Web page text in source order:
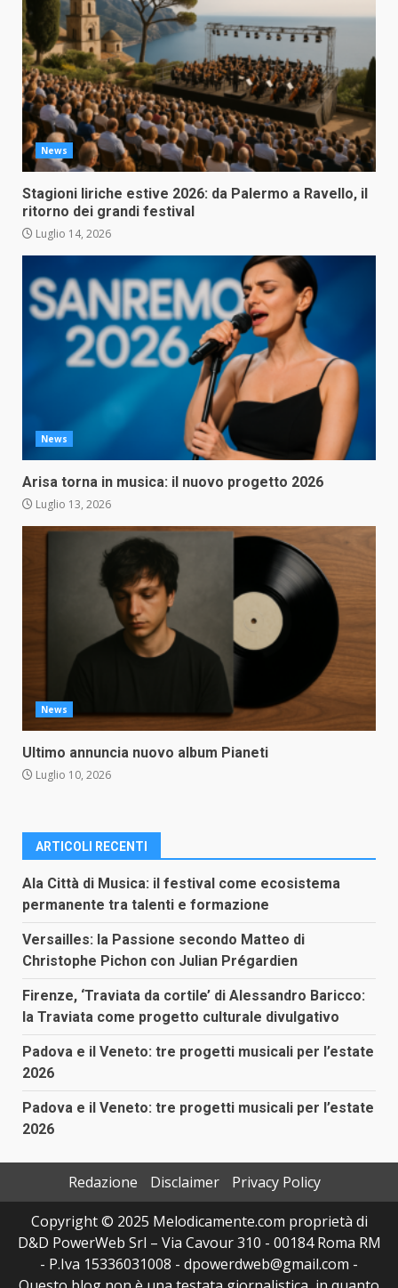
News
Stagioni liriche estive 2026: da Palermo a Ravello, il
ritorno dei grandi festival
Luglio 14, 2026
News
Arisa torna in musica: il nuovo progetto 2026
Luglio 13, 2026
News
Ultimo annuncia nuovo album Pianeti
Luglio 10, 2026
ARTICOLI RECENTI
Ala Città di Musica: il festival come ecosistema
permanente tra talenti e formazione
Versailles: la Passione secondo Matteo di
Christophe Pichon con Julian Prégardien
Firenze, ‘Traviata da cortile’ di Alessandro Baricco:
la Traviata come progetto culturale divulgativo
Padova e il Veneto: tre progetti musicali per l’estate
2026
Padova e il Veneto: tre progetti musicali per l’estate
2026
Redazione Disclaimer
Privacy Policy
Copyright © 2025 Melodicamente.com proprietà di
D&D PowerWeb Srl – Via Cavour 310 - 00184 Roma RM
- P.Iva 15336031008 - dpowerdweb@gmail.com -